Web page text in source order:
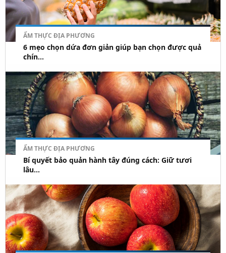
ẨM THỰC ĐỊA PHƯƠNG
6 mẹo chọn dứa đơn giản giúp bạn chọn được quả
chín...
ẨM THỰC ĐỊA PHƯƠNG
Bí quyết bảo quản hành tây đúng cách: Giữ tươi
lâu...